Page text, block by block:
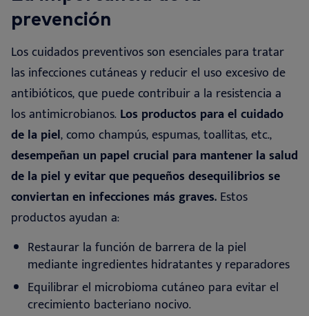
prevención
Los cuidados preventivos son esenciales para tratar
las infecciones cutáneas y reducir el uso excesivo de
antibióticos, que puede contribuir a la resistencia a
los antimicrobianos. Los productos para el cuidado
de la piel, como champús, espumas, toallitas, etc.,
desempeñan un papel crucial para mantener la salud
de la piel y evitar que pequeños desequilibrios se
conviertan en infecciones más graves. Estos
productos ayudan a:
Restaurar la función de barrera de la piel
mediante ingredientes hidratantes y reparadores
Equilibrar el microbioma cutáneo para evitar el
crecimiento bacteriano nocivo.